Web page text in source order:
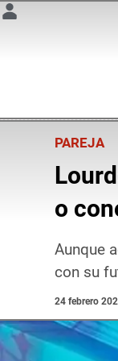
PAREJA
o
Aunque
con su
24 febrero